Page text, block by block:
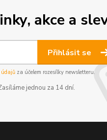
akce a
Přihlásit se
údajůza účelem rozesílky newsletteru.
jednou za 14 dní.